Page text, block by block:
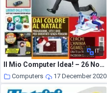
IT
Il Mio Computer Idea! – 26 Novembre 2020
Computers 17 December 2020